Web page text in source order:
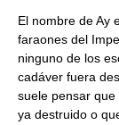
El nombre de Ay
faraones del
ninguno de los
cadáver fuera
suele pensar
ya destruido o